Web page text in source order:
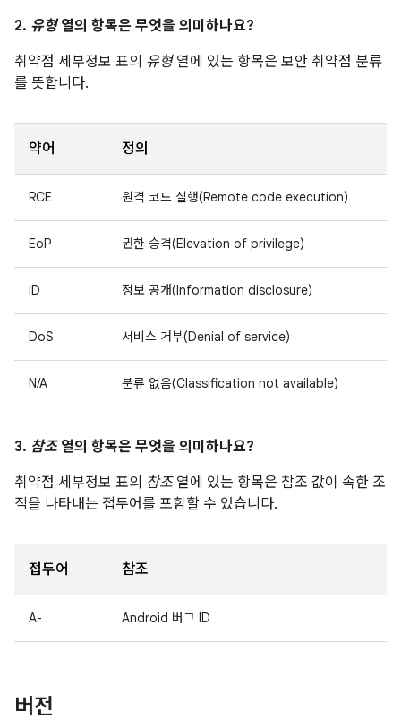
2. 유형열의 항목은 무엇을 의미하나요?
취약점 세부정보 표의 유형열에 있는 항목은 보안 취약점 분류
를 뜻합니다.
약어 정의
RCE 원격 코드 실행(Remote code execution)
EoP 권한 승격(Elevation of privilege)
ID 정보 공개(Information disclosure)
DoS 서비스 거부(Denial of service)
N/A 분류 없음(Classification not available)
3. 참조열의 항목은 무엇을 의미하나요?
취약점 세부정보 표의 참조열에 있는 항목은 참조 값이 속한 조
직을 나타내는 접두어를 포함할 수 있습니다.
접두어 참조
A- Android 버그 ID
버전